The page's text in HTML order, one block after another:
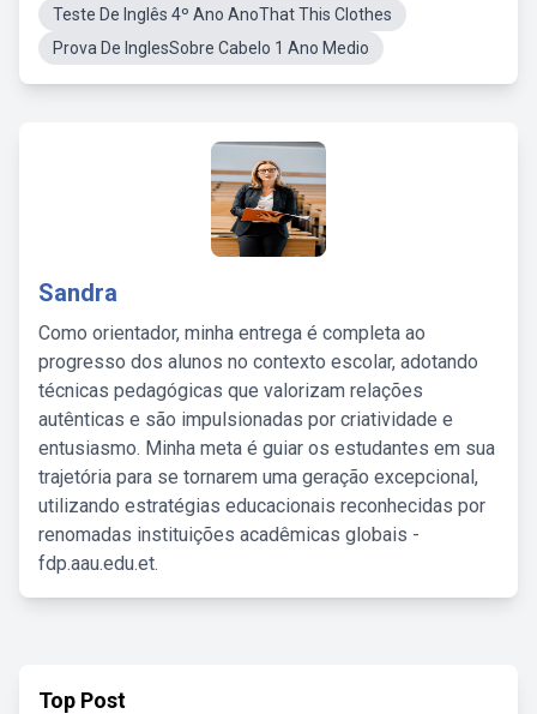
Teste De Inglês 4º Ano AnoThat This Clothes
Prova De InglesSobre Cabelo 1 Ano Medio
Sandra
Como orientador, minha entrega é completa ao
progresso dos alunos no contexto escolar, adotando
técnicas pedagógicas que valorizam relações
autênticas e são impulsionadas por criatividade e
entusiasmo. Minha meta é guiar os estudantes em sua
trajetória para se tornarem uma geração excepcional,
utilizando estratégias educacionais reconhecidas por
renomadas instituições acadêmicas globais -
fdp.aau.edu.et.
Top Post